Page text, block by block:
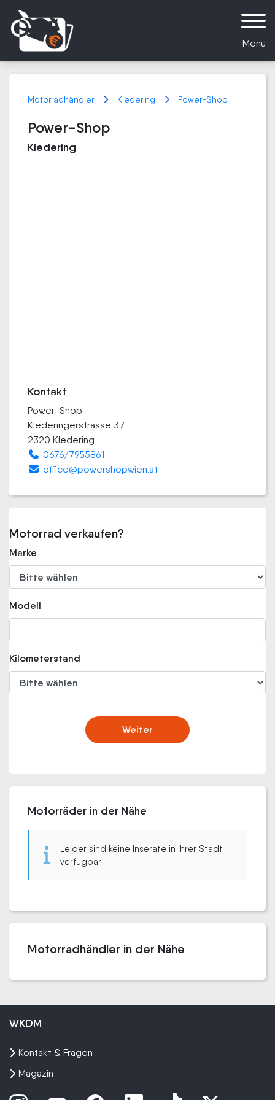
Menü
Motorradhändler Kledering Power-Shop
Power-Shop
Kledering
Kontakt
Power-Shop
Klederingerstrasse 37
2320 Kledering
0676/7955861
office@powershopwien.at
Motorrad verkaufen?
Marke
Modell
Kilometerstand
Weiter
Motorräder in der Nähe
Leider sind keine Inserate in Ihrer Stadt
verfügbar
Motorradhändler in der Nähe
WKDM
Kontakt & Fragen
Magazin